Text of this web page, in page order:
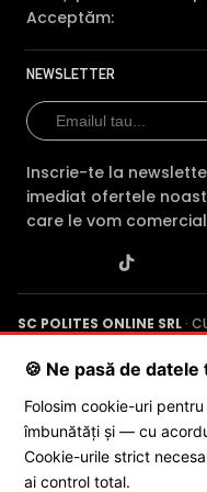
FILTRU IR MECANIC
Camera HIKVISION DS-
pe timpul zilei, pentru
afisare a culorilor, iar
pentru a permite
Acceptăm:
NEWSLETTER
Inscrie-te la
imediat ofertele
care le vom
SC POLITES ONLINE SRL ·
Poenaru, Nr. 1, Craiova, Jud.
© 2026
🍪 Ne pasă de datele
Folosim cookie-uri
îmbunătăți și — cu
Cookie-urile strict
ai control total.